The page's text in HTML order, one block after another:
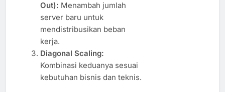
Out): Menambah jumlah
server baru untuk
mendistribusikan beban
kerja.
Diagonal Scaling:
Kombinasi keduanya sesuai
kebutuhan bisnis dan teknis.